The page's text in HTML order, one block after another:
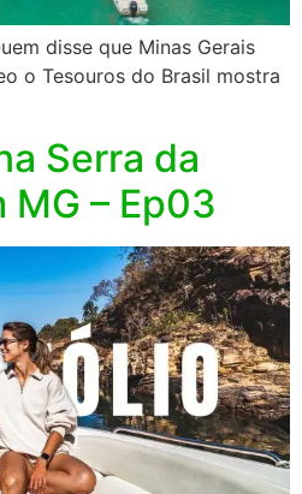
disse que Minas Gerais
o Tesouros do Brasil mostra
Serra da
MG – Ep03